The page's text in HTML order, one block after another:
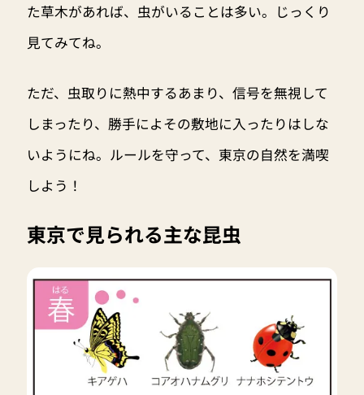
た草木があれば、虫がいることは多い。じっくり
見てみてね。
ただ、虫取りに熱中するあまり、信号を無視して
しまったり、勝手によその敷地に入ったりはしな
いようにね。ルールを守って、東京の自然を満喫
しよう！
東京で見られる主な昆虫